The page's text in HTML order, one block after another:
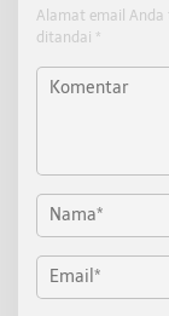
Alamat email Anda
ditandai *